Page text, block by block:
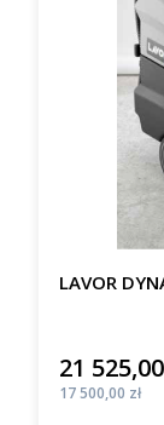
LAVOR
Cena
21
Cena
17 500,00 zł